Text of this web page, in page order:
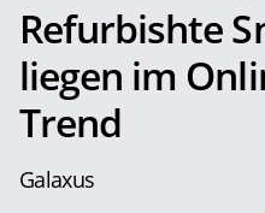
Refurbishte
liegen im
Trend
Galaxus